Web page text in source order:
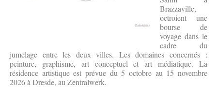
Brazzaville,
octroient une
bourse de
voyage dans le
cadre du
jumelage entre les deux villes. Les domaines concernés :
peinture, graphisme, art conceptuel et art médiatique. La
résidence artistique est prévue du 5 octobre au 15 novembre
2026 à Dresde, au Zentralwerk.